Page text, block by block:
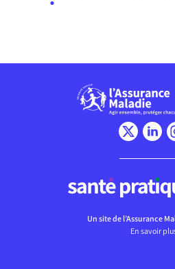
Un site de l’Assurance
En savoir